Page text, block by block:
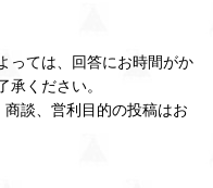
っては、回答にお時間がか
ください。
談、営利目的の投稿はお